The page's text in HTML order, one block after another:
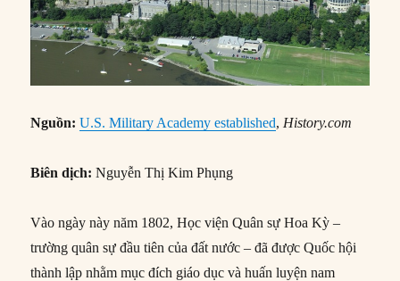
Nguồn:U.S. Military Academy established, History.com
Biên dịch:Nguyễn Thị Kim Phụng
Vào ngày này năm 1802, Học viện Quân sự Hoa Kỳ –
trường quân sự đầu tiên của đất nước – đã được Quốc hội
thành lập nhằm mục đích giáo dục và huấn luyện nam